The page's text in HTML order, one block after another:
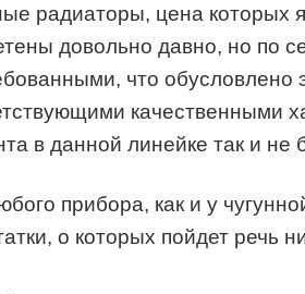
радиаторы, цена которых
довольно давно, но по
что
качественными
в данной линейке так и не
прибора, как и у
о которых пойдет речь